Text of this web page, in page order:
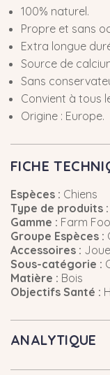
100% naturel.
Propre et sans
Extra longue
Source de
Sans
Convient à tous
Origine : Europe.
FICHE
Espèces : Chiens
Type de produits :
Gamme : Farm
Groupe Espèces :
Accessoires :
Sous-catégorie :
Matière : Bois
Objectifs Santé :
ANALYTIQUE